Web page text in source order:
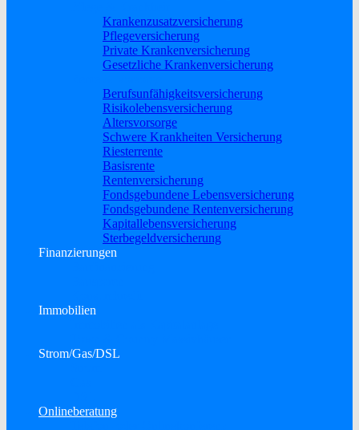
Krankenzusatzversicherung
Pflegeversicherung
Private Krankenversicherung
Gesetzliche Krankenversicherung
Berufs­unfähigkeitsversicherung
Risikolebensversicherung
Altersvorsorge
Schwere Krankheiten Versicherung
Riesterrente
Basisrente
Rentenversicherung
Fondsgebundene Lebensversicherung
Fondsgebundene Rentenversicherung
Kapitallebensversicherung
Sterbegeldversicherung
Finanzierungen
Immobilien
Strom/Gas/DSL
Onlineberatung